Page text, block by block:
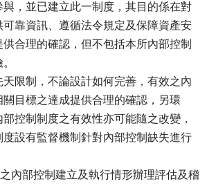
，並已建立此一制度，其目的係在對
靠資訊、遵循法令規定及保障資產安
合理的確認，但不包括本所內部控制
限制，不論設計如何完善，有效之內
目標之達成提供合理的確認，另環
控制制度之有效性亦可能隨之改變，
設有監督機制針對內部控制缺失進行
內部控制建立及執行情形辦理評估及稽